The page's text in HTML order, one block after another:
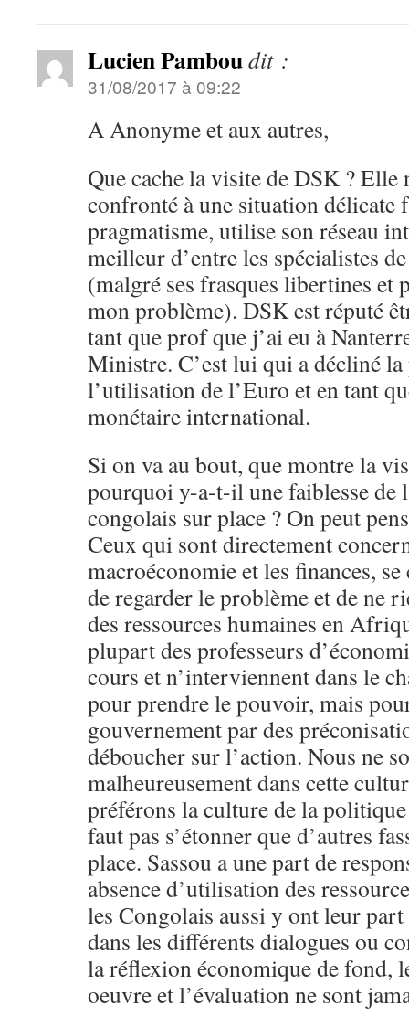
Lucien Pamboudit :
31/08/2017 à 09:22
A Anonyme et aux autres,
Que cache la visite de DSK ? Elle
confronté à une situation délicate
pragmatisme, utilise son réseau
meilleur d’entre les spécialistes
(malgré ses frasques libertines et
mon problème). DSK est réputé
tant que prof que j’ai eu à
Ministre. C’est lui qui a décliné
l’utilisation de l’Euro et en tant
monétaire international.
Si on va au bout, que montre la
pourquoi y-a-t-il une faiblesse de
congolais sur place ? On peut
Ceux qui sont directement
macroéconomie et les finances,
de regarder le problème et de ne
des ressources humaines en
plupart des professeurs
cours et n’interviennent dans le
pour prendre le pouvoir, mais
gouvernement par des
déboucher sur l’action. Nous ne
malheureusement dans cette
préférons la culture de la
faut pas s’étonner que d’autres
place. Sassou a une part de
absence d’utilisation des
les Congolais aussi y ont leur
dans les différents dialogues ou
la réflexion économique de fond,
oeuvre et l’évaluation ne sont